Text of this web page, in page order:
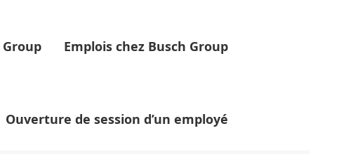
Emplois chez Busch Group
Ouverture de session d’un employé